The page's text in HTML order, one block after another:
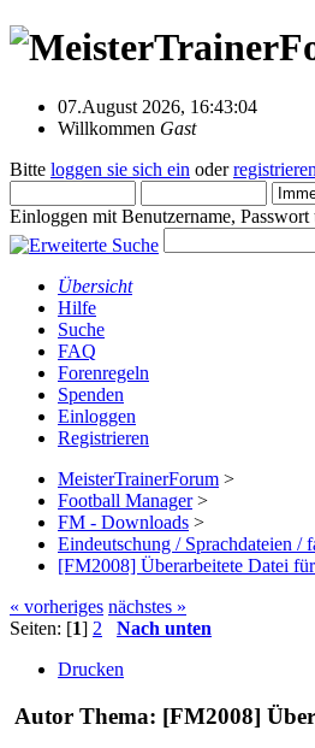
07.August 2026, 16:43:04
Willkommen Gast
Bitte loggen sie sich ein oder
Einloggen mit Benutzername, Passwort
Übersicht
Hilfe
Suche
FAQ
Forenregeln
Spenden
Einloggen
Registrieren
MeisterTrainerForum >
Football Manager>
FM - Downloads >
Eindeutschung / Sprachdateien /
[FM2008] Überarbeitete Datei
« vorheriges nächstes »
Seiten: [1] 2
Nach unten
Drucken
Autor Thema: [FM2008]